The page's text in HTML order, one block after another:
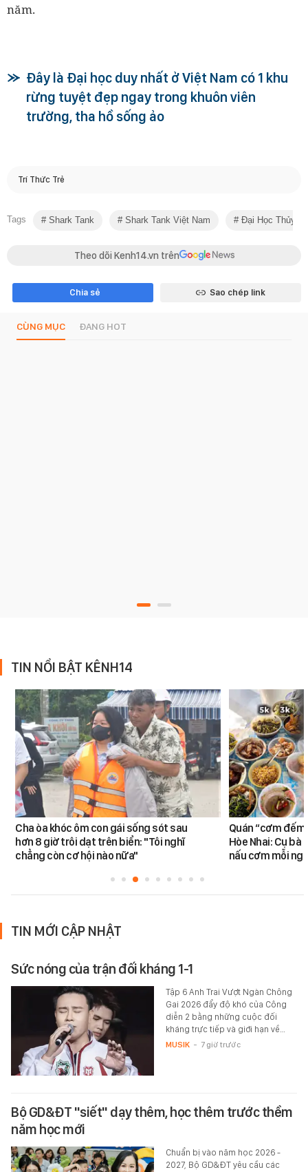
năm.
Đây là Đại học duy nhất ở Việt Nam có 1 khu
rừng tuyệt đẹp ngay trong khuôn viên
trường, tha hồ sống ảo
Trí Thức Trẻ
Tags Shark Tank Shark Tank Việt Nam Đại Học Thủy
Theo dõi Kenh14.vn trên
Chia sẻ Sao chép link
CÙNG MỤC ĐANG HOT
TIN NỔI BẬT KÊNH14
Cha òa khóc ôm con gái sống sót sau
hơn 8 giờ trôi dạt trên biển: "Tôi nghĩ
chẳng còn cơ hội nào nữa"
Quán “cơm
Hòe Nhai: Cụ
nấu cơm mỗi
TIN MỚI CẬP NHẬT
Sức nóng của trận đối kháng 1-1
Tập 6 Anh Trai Vượt Ngàn Chông
Gai 2026 đẩy độ khó của Công
diễn 2 bằng những cuộc đối
kháng trực tiếp và giới hạn về…
MUSIK - 7 giờ trước
Bộ GD&ĐT "siết" dạy thêm, học thêm trước thềm
năm học mới
Chuẩn bị vào năm học 2026 -
2027, Bộ GD&ĐT yêu cầu các